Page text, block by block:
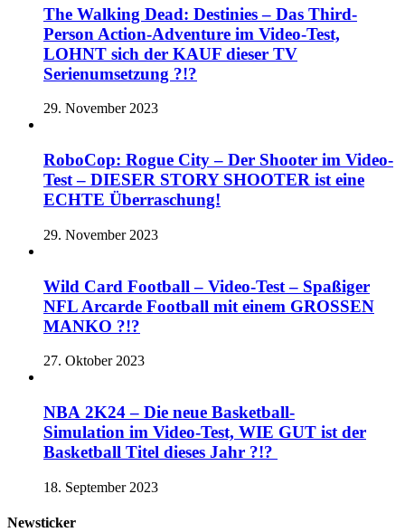
The Walking Dead: Destinies – Das Third-
Person Action-Adventure im Video-Test,
LOHNT sich der KAUF dieser TV
Serienumsetzung ?!?
29. November 2023
RoboCop: Rogue City – Der Shooter im Video-
Test – DIESER STORY SHOOTER ist eine
ECHTE Überraschung!
29. November 2023
Wild Card Football – Video-Test – Spaßiger
NFL Arcarde Football mit einem GROSSEN
MANKO ?!?
27. Oktober 2023
NBA 2K24 – Die neue Basketball-
Simulation im Video-Test, WIE GUT ist der
Basketball Titel dieses Jahr ?!?
18. September 2023
Newsticker